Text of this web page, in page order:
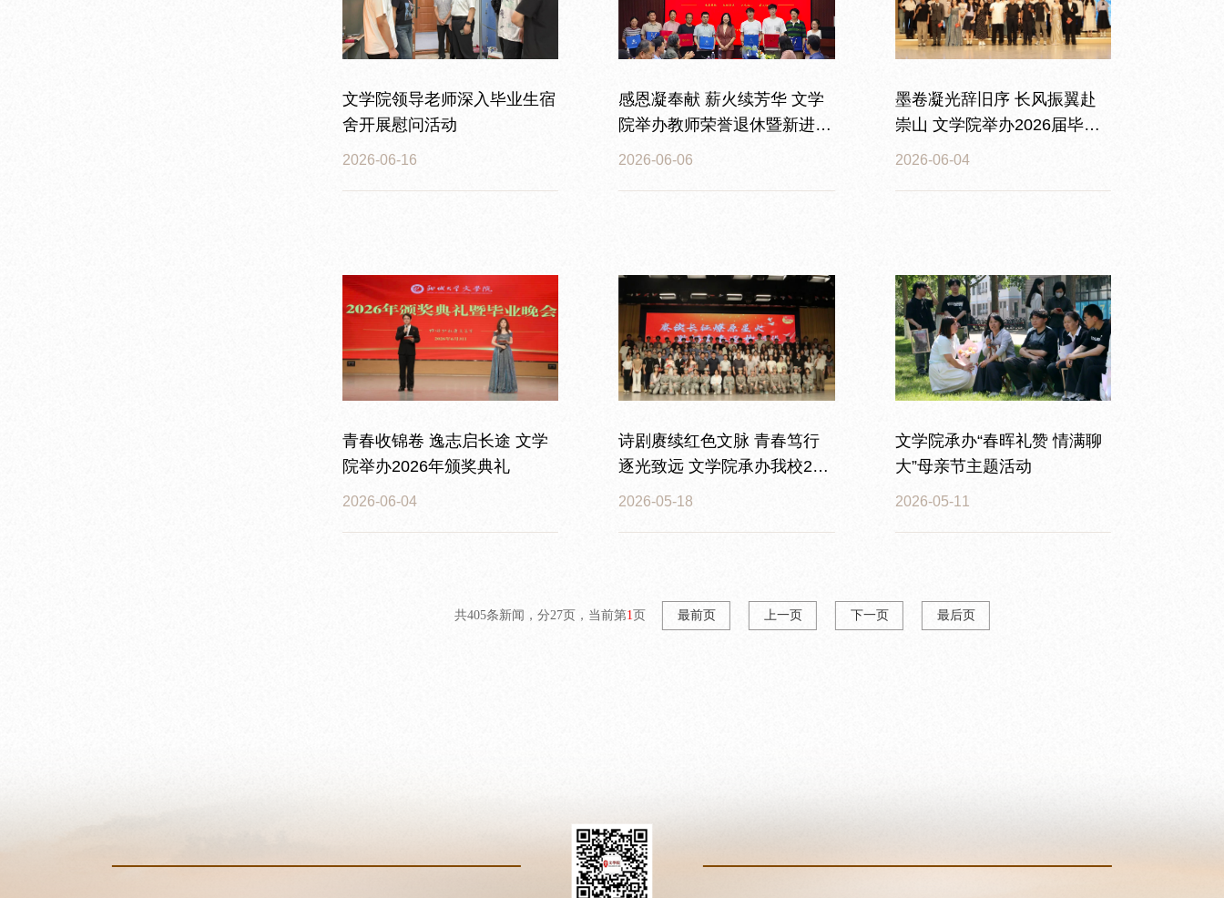
文学院领导老师深入毕业生宿
舍开展慰问活动
2026-06-16
感恩凝奉献 薪火续芳华 文学
院举办教师荣誉退休暨新进教
师欢迎仪式
2026-06-06
墨卷凝光辞旧序 长风振翼赴
崇山 文学院举办2026届毕业
生晚会
2026-06-04
青春收锦卷 逸志启长途 文学
院举办2026年颁奖典礼
2026-06-04
诗剧赓续红色文脉 青春笃行
逐光致远 文学院承办我校202
6年青春诗剧展演活动
2026-05-18
文学院承办“春晖礼赞 情满聊
大”母亲节主题活动
2026-05-11
共405条新闻，分27页，当前第1 页 最前页 上一页 下一页 最后页